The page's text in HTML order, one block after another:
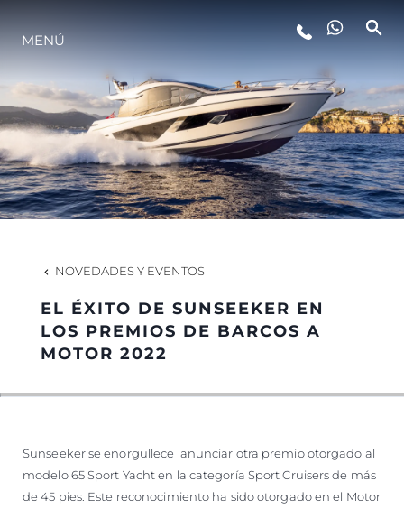
ESTILO DE VIDA
INNOVACIÓN
¿QUIÉNES SOMOS?
EL EQUIPO
HISTORIA
VALORE SU EMBARCACIÓN
MENÚ
NOVEDADES Y EVENTOS
EL ÉXITO DE SUNSEEKER EN
LOS PREMIOS DE BARCOS A
MOTOR 2022
Sunseeker se enorgullece anunciar otra premio otorgado al
modelo 65 Sport Yacht en la categoría Sport Cruisers de más
de 45 pies. Este reconocimiento ha sido otorgado en el Motor